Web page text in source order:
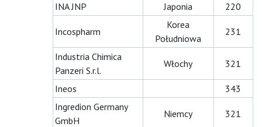
INA JNP
Japonia 220
Incospharm
Korea
Południowa
231
Industria Chimica
Panzeri S.r.l.
Włochy 321
Ineos
343
Ingredion Germany
GmbH
Niemcy 321